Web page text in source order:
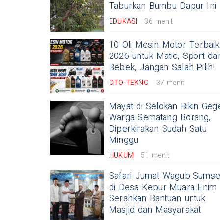
Taburkan Bumbu Dapur Ini
EDUKASI 36 menit
10 Oli Mesin Motor Terbaik
2026 untuk Matic, Sport
Bebek, Jangan Salah Pilih!
OTO-TEKNO 37 menit
Mayat di Selokan Bikin
Warga Sematang Borang,
Diperkirakan Sudah Satu
Minggu
HUKUM 51 menit
Safari Jumat Wagub
di Desa Kepur Muara Enim
Serahkan Bantuan untuk
Masjid dan Masyarakat